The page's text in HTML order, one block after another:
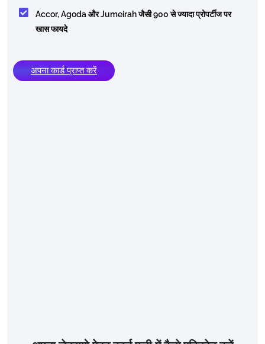
Accor, Agoda और Jumeirah जैसी 900 से ज्यादा प्रोपर्टीज पर
खास फायदे
अपना कार्ड प्राप्त करें